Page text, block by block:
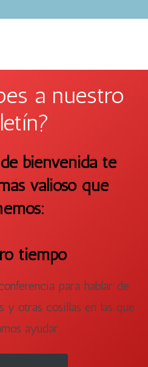
a nuestro
bienvenida te
valioso que
tiempo
para hablar de
y otras cosillas en las que
ayudar.